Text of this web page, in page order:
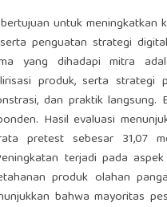
untuk
penguatan strategi
yang dihadapi mitra
produk, serta strategi
dan praktik
Hasil evaluasi
pretest sebesar 31,07
terjadi pada
produk olahan
bahwa mayoritas